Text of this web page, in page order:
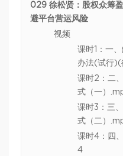
029 徐松贤：股权众筹
避平台营运风险
视频
课时1：一
办法(试行
课时2：二
式（一）
课时3：三
式（二）
课时4：四
4